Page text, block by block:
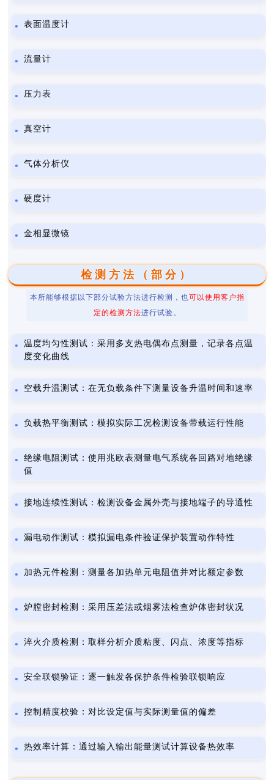
表面温度计
流量计
压力表
真空计
气体分析仪
硬度计
金相显微镜
检测方法（部分）
本所能够根据以下部分试验方法进行检测，也可以使用客户指
定的检测方法进行试验。
温度均匀性测试：采用多支热电偶布点测量，记录各点温
度变化曲线
空载升温测试：在无负载条件下测量设备升温时间和速率
负载热平衡测试：模拟实际工况检测设备带载运行性能
绝缘电阻测试：使用兆欧表测量电气系统各回路对地绝缘
值
接地连续性测试：检测设备金属外壳与接地端子的导通性
漏电动作测试：模拟漏电条件验证保护装置动作特性
加热元件检测：测量各加热单元电阻值并对比额定参数
炉膛密封检测：采用压差法或烟雾法检查炉体密封状况
淬火介质检测：取样分析介质粘度、闪点、浓度等指标
安全联锁验证：逐一触发各保护条件检验联锁响应
控制精度校验：对比设定值与实际测量值的偏差
热效率计算：通过输入输出能量测试计算设备热效率